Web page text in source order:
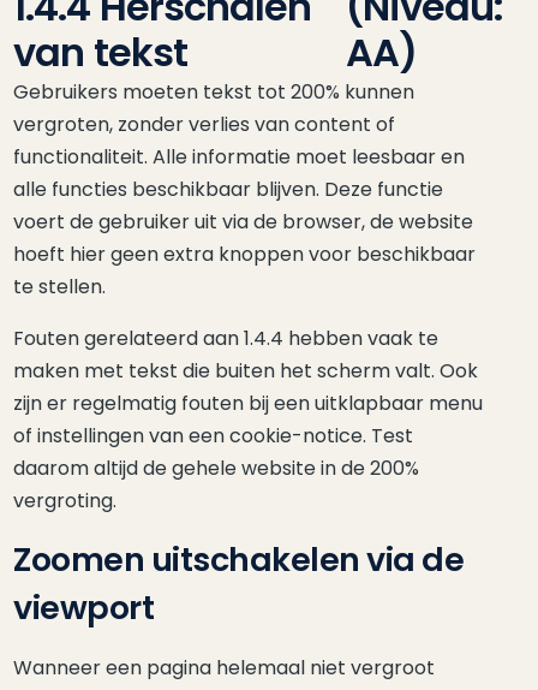
van tekst
AA)
Gebruikers moeten tekst tot 200% kunnen
vergroten, zonder verlies van content of
functionaliteit. Alle informatie moet leesbaar en
alle functies beschikbaar blijven. Deze functie
voert de gebruiker uit via de browser, de website
hoeft hier geen extra knoppen voor beschikbaar
te stellen.
Fouten gerelateerd aan 1.4.4 hebben vaak te
maken met tekst die buiten het scherm valt. Ook
zijn er regelmatig fouten bij een uitklapbaar menu
of instellingen van een cookie-notice. Test
daarom altijd de gehele website in de 200%
vergroting.
Zoomen uitschakelen via de
viewport
Wanneer een pagina helemaal niet vergroot